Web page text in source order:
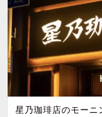
星乃珈琲店のモーニ